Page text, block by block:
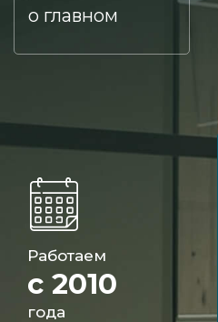
о главном
Работаем
с 2010
года